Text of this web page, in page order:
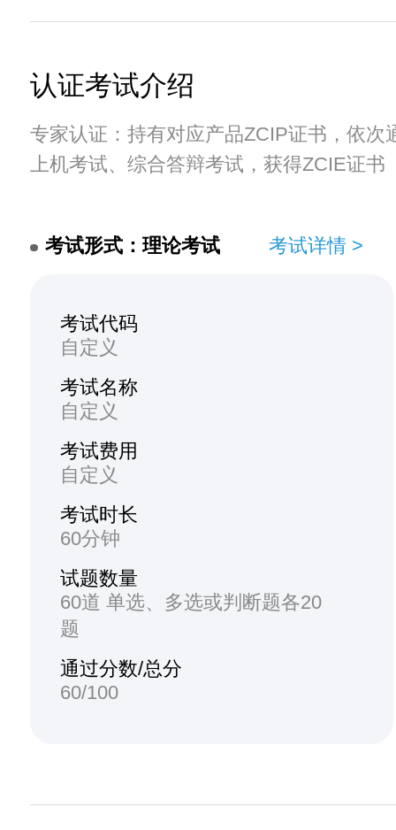
认证考试介绍
专家认证：持有对应产品ZCIP证书，依次
上机考试、综合答辩考试，获得ZCIE证书
考试形式：理论考试 考试详情 >
考试代码
自定义
考试名称
自定义
考试费用
自定义
考试时长
60分钟
试题数量
60道 单选、多选或判断题各20
题
通过分数/总分
60/100